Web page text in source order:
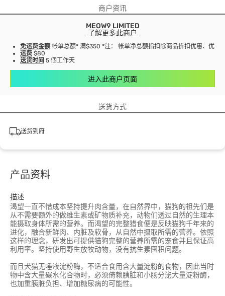
商户资讯
MEOW9 LIMITED
了解更多此商户
免运费金额 帐单总额* 满$350 *注： 帐单净总额指扣除商品折扣优惠、优惠
运费 $80
送货时间 5 個工作天
进入此商户页面
送货方式
送货到府
产品资料
描述
渴望一直不惜成本坚持提升肉含量，在自然界中，猫狗的祖先们是
从不需要额外的做维生素或矿物质补充，动物们透过自然的生理本
能摄取身体所需的营养。而渴望的完整猎食便是反映猫狗千年来的
进化，融合新鲜肉、内脏及软骨，从自然中摄取所需的营养。依照
这样的理念，研发出可提供猫狗完整的营养所需的宠食并且保证高
利用率。坚持使用野生放牧动物，没有抗生素囤积问题。
而且犬猫无唾液淀粉酶，不适合食用含大量淀粉的食物，因此当时
物中含大量碳水化合物时，必须倚赖胰脏和小肠分泌大量淀粉酶，
也加重胰脏负担、增加糖尿病的可能性。